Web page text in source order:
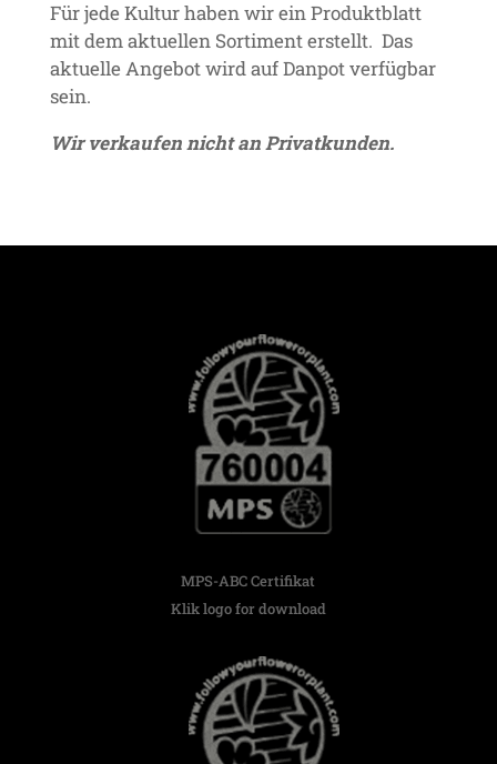
Für jede Kultur haben wir ein Produktblatt
mit dem aktuellen Sortiment erstellt. Das
aktuelle Angebot wird auf Danpot verfügbar
sein.
Wir verkaufen nicht an Privatkunden.
MPS-ABC Certifikat
Klik logo for download